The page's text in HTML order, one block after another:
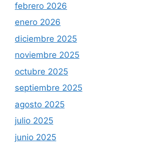
febrero 2026
enero 2026
diciembre 2025
noviembre 2025
octubre 2025
septiembre 2025
agosto 2025
julio 2025
junio 2025